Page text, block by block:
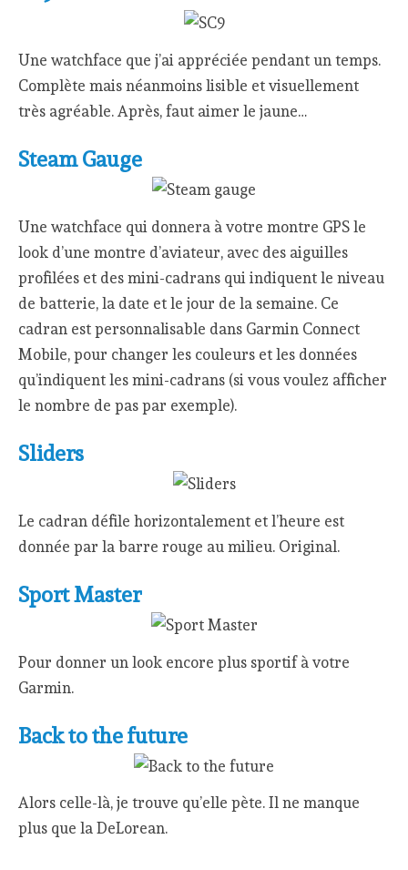
Une watchface que j’ai appréciée pendant un temps.
Complète mais néanmoins lisible et visuellement
très agréable. Après, faut aimer le jaune…
Steam Gauge
Une watchface qui donnera à votre montre GPS le
look d’une montre d’aviateur, avec des aiguilles
profilées et des mini-cadrans qui indiquent le niveau
de batterie, la date et le jour de la semaine. Ce
cadran est personnalisable dans Garmin Connect
Mobile, pour changer les couleurs et les données
qu’indiquent les mini-cadrans (si vous voulez afficher
le nombre de pas par exemple).
Sliders
Le cadran défile horizontalement et l’heure est
donnée par la barre rouge au milieu. Original.
Sport Master
Pour donner un look encore plus sportif à votre
Garmin.
Back to the future
Alors celle-là, je trouve qu’elle pète. Il ne manque
plus que la DeLorean.